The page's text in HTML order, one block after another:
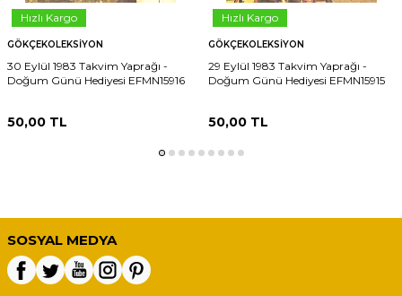
Hızlı Kargo
GÖKÇEKOLEKSIYON
30 Eylül 1983 Takvim Yaprağı -
Doğum Günü Hediyesi EFMN15916
50,00 TL
Hızlı Kargo
GÖKÇEKOLEKSIYON
29 Eylül 1983 Takvim Yaprağı -
Doğum Günü Hediyesi EFMN15915
50,00TL
SOSYAL MEDYA